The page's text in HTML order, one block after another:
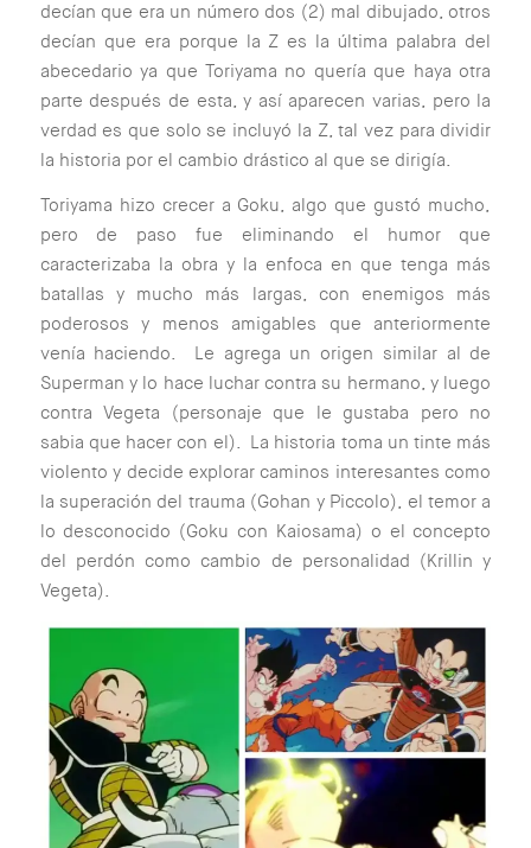
decían que era un número dos (2) mal dibujado, otros
decían que era porque la Z es la última palabra del
abecedario ya que Toriyama no quería que haya otra
parte después de esta, y así aparecen varias, pero la
verdad es que solo se incluyó la Z, tal vez para dividir
la historia por el cambio drástico al que se dirigía.
Toriyama hizo crecer a Goku, algo que gustó mucho,
pero de paso fue eliminando el humor que
caracterizaba la obra y la enfoca en que tenga más
batallas y mucho más largas, con enemigos más
poderosos y menos amigables que anteriormente
venía haciendo. Le agrega un origen similar al de
Superman y lo hace luchar contra su hermano, y luego
contra Vegeta (personaje que le gustaba pero no
sabia que hacer con el). La historia toma un tinte más
violento y decide explorar caminos interesantes como
la superación del trauma (Gohan y Piccolo), el temor a
lo desconocido (Goku con Kaiosama) o el concepto
del perdón como cambio de personalidad (Krillin y
Vegeta).